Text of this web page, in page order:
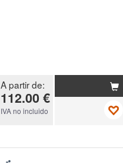
A partir de:
112.00 €
IVA no incluido